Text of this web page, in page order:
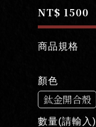
NT$ 1500
商品規格
顏色
鈦金開合殼
數量(請輸入)